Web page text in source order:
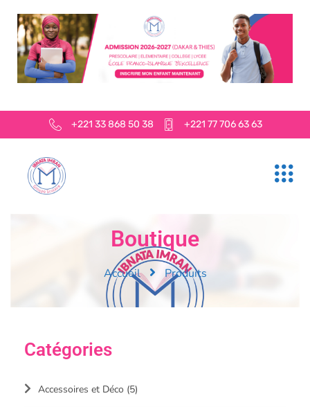
+221 33 868 50 38 +221 77 706 63 63
Boutique
Accueil Produits
Catégories
Accessoires et Déco (5)